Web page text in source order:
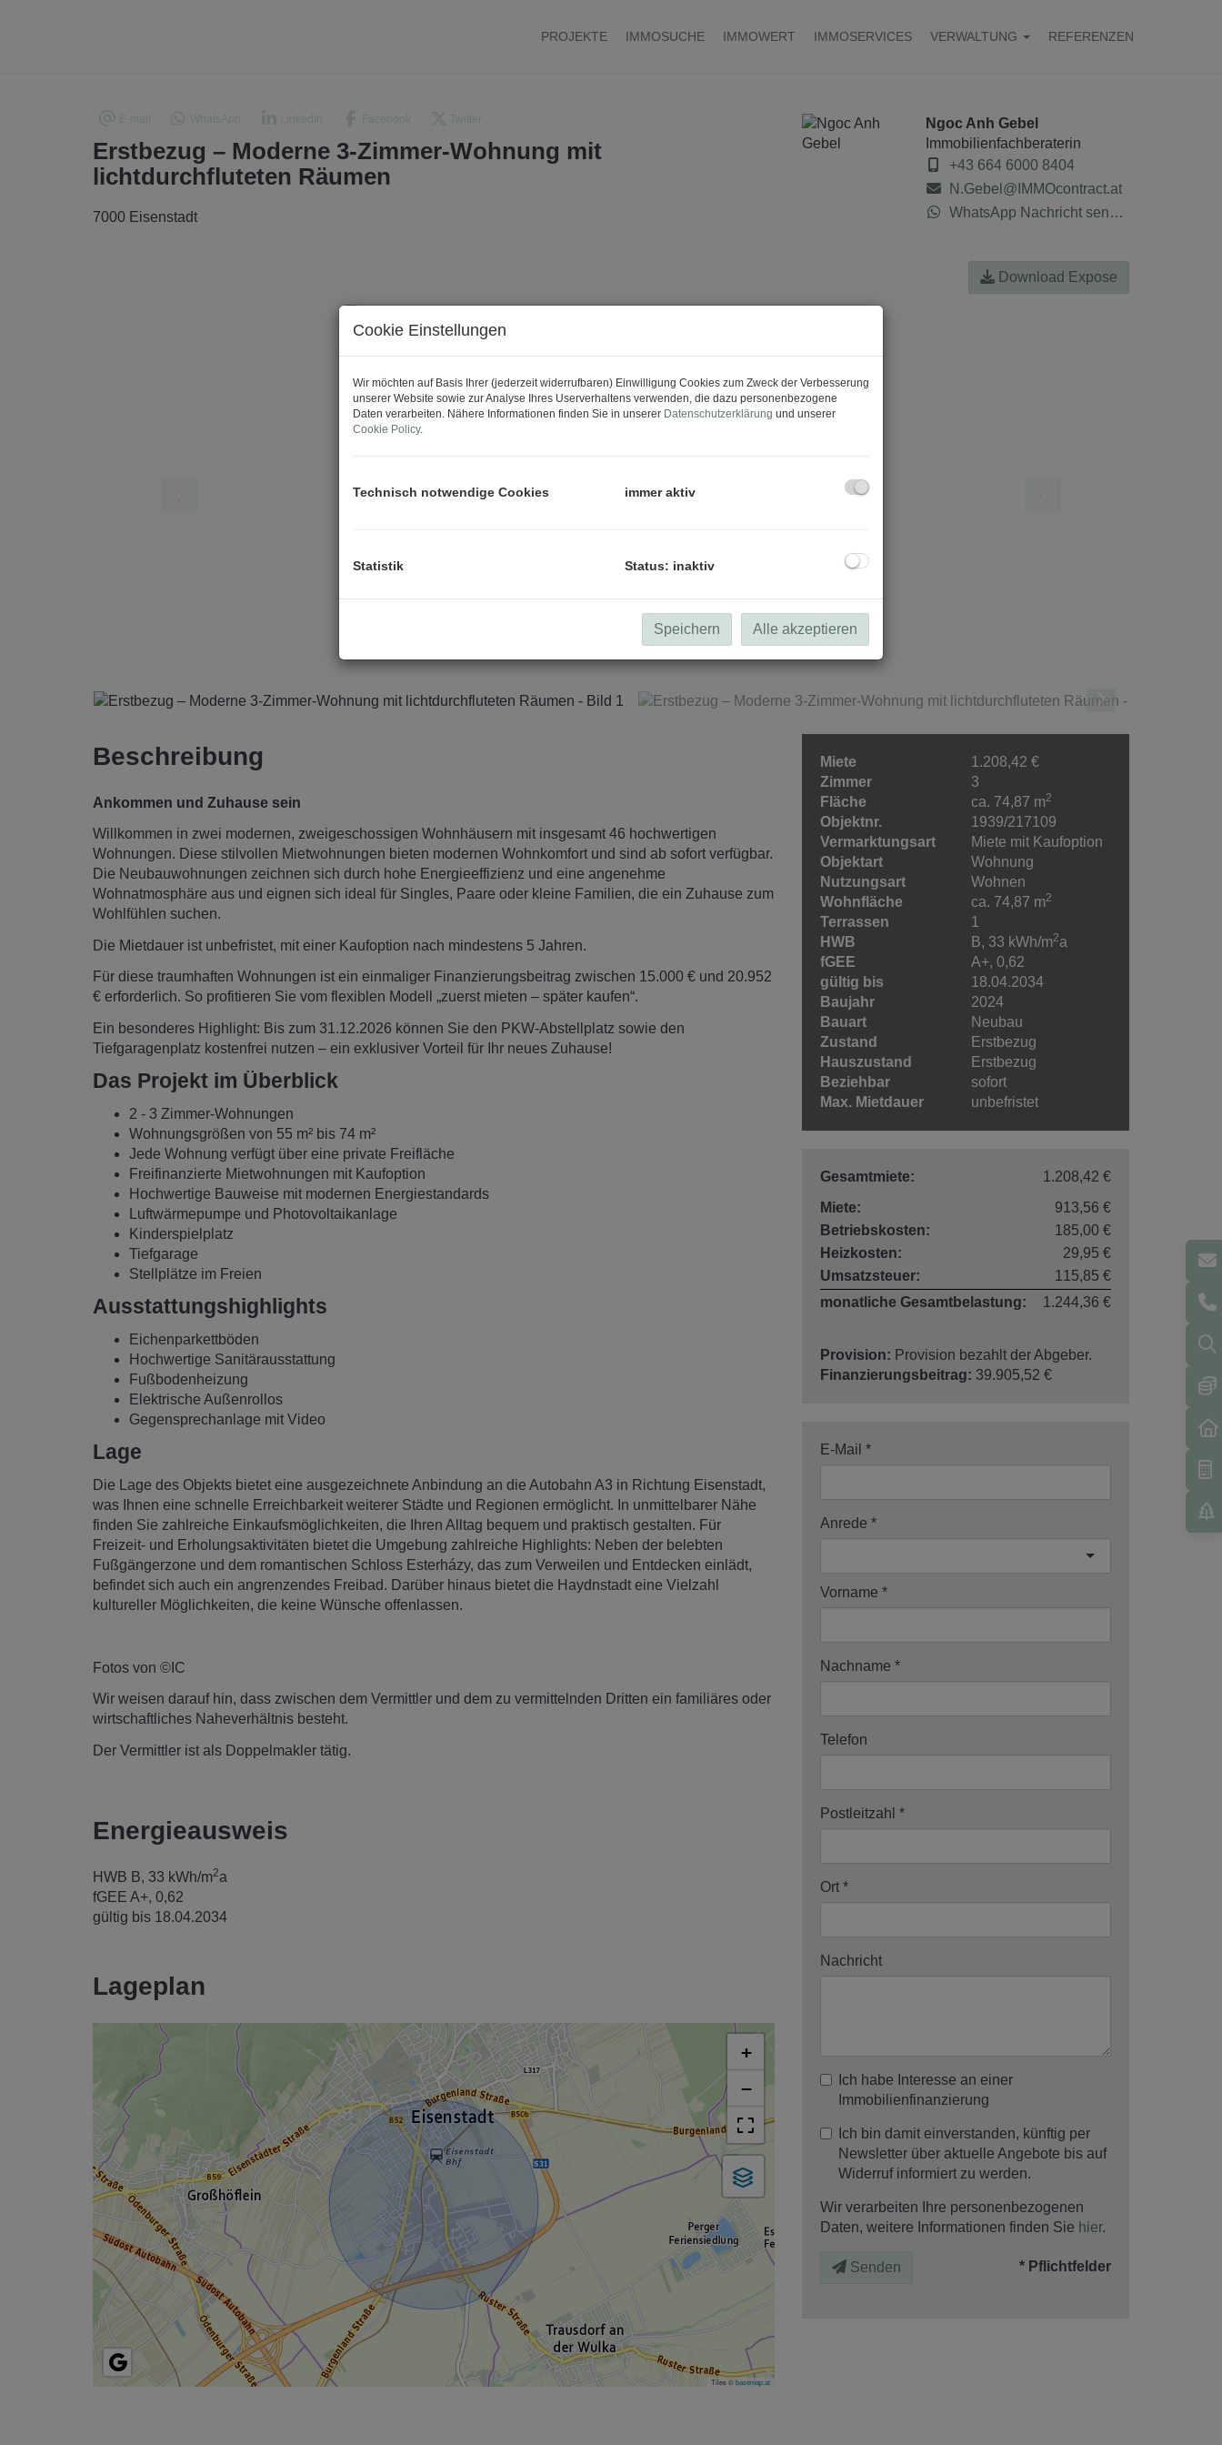
PROJEKTE IMMOSUCHE IMMOWERT IMMOSERVICES VERWALTUNG REFERENZEN
Erstbezug – Moderne 3-Zimmer-Wohnung mit
lichtdurchfluteten Räumen
7000 Eisenstadt
Ngoc Anh Gebel
Immobilienfachberaterin
+43 664 6000 8404
N.Gebel@IMMOcontract.at
WhatsApp Nachricht senden
Download Expose
Beschreibung
Ankommen und Zuhause sein
Willkommen in zwei modernen, zweigeschossigen Wohnhäusern mit insgesamt 46 hochwertigen
Wohnungen. Diese stilvollen Mietwohnungen bieten modernen Wohnkomfort und sind ab sofort verfügbar.
Die Neubauwohnungen zeichnen sich durch hohe Energieeffizienz und eine angenehme
Wohnatmosphäre aus und eignen sich ideal für Singles, Paare oder kleine Familien, die ein Zuhause zum
Wohlfühlen suchen.
Die Mietdauer ist unbefristet, mit einer Kaufoption nach mindestens 5 Jahren.
Für diese traumhaften Wohnungen ist ein einmaliger Finanzierungsbeitrag zwischen 15.000 € und 20.952
€ erforderlich. So profitieren Sie vom flexiblen Modell „zuerst mieten – später kaufen“.
Ein besonderes Highlight: Bis zum 31.12.2026 können Sie den PKW-Abstellplatz sowie den
Tiefgaragenplatz kostenfrei nutzen – ein exklusiver Vorteil für Ihr neues Zuhause!
Das Projekt im Überblick
2 - 3 Zimmer-Wohnungen
Wohnungsgrößen von 55 m² bis 74 m²
Jede Wohnung verfügt über eine private Freifläche
Freifinanzierte Mietwohnungen mit Kaufoption
Hochwertige Bauweise mit modernen Energiestandards
Luftwärmepumpe und Photovoltaikanlage
Kinderspielplatz
Tiefgarage
Stellplätze im Freien
Ausstattungshighlights
Eichenparkettböden
Hochwertige Sanitärausstattung
Fußbodenheizung
Elektrische Außenrollos
Gegensprechanlage mit Video
Lage
Die Lage des Objekts bietet eine ausgezeichnete Anbindung an die Autobahn A3 in Richtung Eisenstadt,
was Ihnen eine schnelle Erreichbarkeit weiterer Städte und Regionen ermöglicht. In unmittelbarer Nähe
finden Sie zahlreiche Einkaufsmöglichkeiten, die Ihren Alltag bequem und praktisch gestalten. Für
Freizeit- und Erholungsaktivitäten bietet die Umgebung zahlreiche Highlights: Neben der belebten
Fußgängerzone und dem romantischen Schloss Esterházy, das zum Verweilen und Entdecken einlädt,
befindet sich auch ein angrenzendes Freibad. Darüber hinaus bietet die Haydnstadt eine Vielzahl
kultureller Möglichkeiten, die keine Wünsche offenlassen.
Fotos von ©IC
Wir weisen darauf hin, dass zwischen dem Vermittler und dem zu vermittelnden Dritten ein familiäres oder
wirtschaftliches Naheverhältnis besteht.
Der Vermittler ist als Doppelmakler tätig.
Energieausweis
HWB B, 33 kWh/m2a
fGEE A+, 0,62
gültig bis 18.04.2034
Lageplan
+
−
Tiles ©basemap.at
Miete
1.208,42 €
Zimmer
3
Fläche
ca. 74,87 m2
Objektnr.
1939/217109
Vermarktungsart
Miete mit Kaufoption
Objektart
Wohnung
Nutzungsart
Wohnen
Wohnfläche
ca. 74,87 m2
Terrassen
1
HWB
B, 33 kWh/m2a
fGEE
A+, 0,62
gültig bis
18.04.2034
Baujahr
2024
Bauart
Neubau
Zustand
Erstbezug
Hauszustand
Erstbezug
Beziehbar
sofort
Max. Mietdauer
unbefristet
Gesamtmiete:
1.208,42 €
Miete:
913,56 €
Betriebskosten:
185,00 €
Heizkosten:
29,95 €
Umsatzsteuer:
115,85 €
monatliche Gesamtbelastung:
1.244,36 €
Provision: Provision bezahlt der Abgeber.
Finanzierungsbeitrag: 39.905,52 €
E-Mail
Anrede
Vorname
Nachname
Telefon
Postleitzahl
Ort
Nachricht
Ich habe Interesse an einer
Immobilienfinanzierung
Ich bin damit einverstanden, künftig per
Newsletter über aktuelle Angebote bis auf
Widerruf informiert zu werden.
Wir verarbeiten Ihre personenbezogenen
Daten, weitere Informationen finden Sie hier.
Senden * Pflichtfelder
Cookie Einstellungen
Wir möchten auf Basis Ihrer (jederzeit widerrufbaren) Einwilligung Cookies zum Zweck der Verbesserung
unserer Website sowie zur Analyse Ihres Userverhaltens verwenden, die dazu personenbezogene
Daten verarbeiten. Nähere Informationen finden Sie in unserer Datenschutzerklärung und unserer
Cookie Policy.
Technisch notwendige Cookies immer aktiv
Statistik Status: inaktiv
Speichern Alle akzeptieren